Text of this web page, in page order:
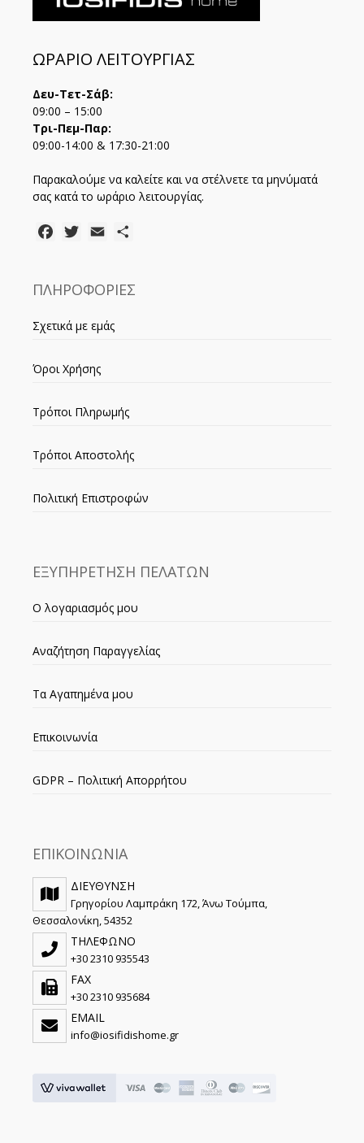
ΩΡΑΡΙΟ ΛΕΙΤΟΥΡΓΙΑΣ
Δευ-Τετ-Σάβ:
09:00 – 15:00
Τρι-Πεμ-Παρ:
09:00-14:00 & 17:30-21:00
Παρακαλούμε να καλείτε και να στέλνετε τα μηνύματά
σας κατά το ωράριο λειτουργίας.
FacebookTwitter
Email
ΠΛΗΡΟΦΟΡΙΕΣ
Σχετικά με εμάς
Όροι Χρήσης
Τρόποι Πληρωμής
Τρόποι Αποστολής
Πολιτική Επιστροφών
ΕΞΥΠΗΡΕΤΗΣΗ ΠΕΛΑΤΩΝ
Ο λογαριασμός μου
Αναζήτηση Παραγγελίας
Τα Αγαπημένα μου
Επικοινωνία
GDPR – Πολιτική Απορρήτου
ΕΠΙΚΟΙΝΩΝΙΑ
ΔΙΕΥΘΥΝΣΗ
Γρηγορίου Λαμπράκη 172, Άνω Τούμπα,
Θεσσαλονίκη, 54352
ΤΗΛΕΦΩΝΟ
+30 2310 935543
FAX
+30 2310 935684
EMAIL
info@iosifidishome.gr